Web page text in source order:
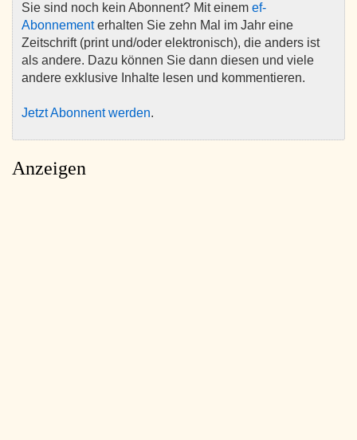
Sie sind noch kein Abonnent? Mit einem ef-
Abonnementerhalten Sie zehn Mal im Jahr eine
Zeitschrift (print und/oder elektronisch), die anders ist
als andere. Dazu können Sie dann diesen und viele
andere exklusive Inhalte lesen und kommentieren.
Jetzt Abonnent werden.
Anzeigen